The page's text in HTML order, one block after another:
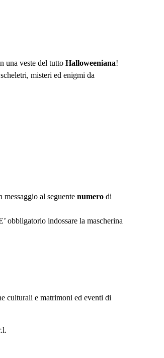
una veste del tutto Halloweeniana!
misteri ed enigmi da
al seguente numero di
obbligatorio indossare la mascherina
culturali e matrimoni ed eventi di